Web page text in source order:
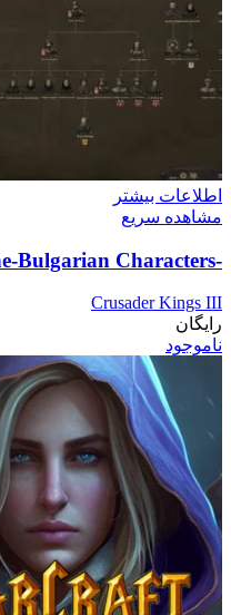
اطلاعات بیشتر
مشاهده سریع
-ABBC- Additional Byzantine-Bulgarian Characters
Crusader Kings III
رایگان
ناموجود